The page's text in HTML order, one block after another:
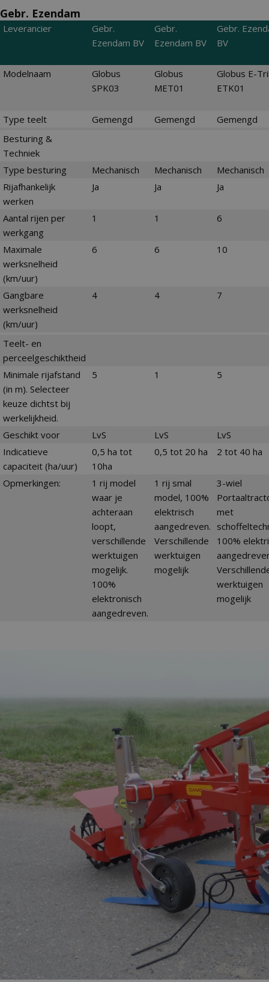
Gebr. Ezendam
Leverancier
Gebr.
Ezendam BV
Gebr.
Ezendam BV
Gebr.
BV
Modelnaam
Globus
SPK03
Globus
MET01
Globus E-
ETK01
Type teelt Gemengd Gemengd
Gemengd
Besturing &
Techniek
Type besturing
Mechanisch Mechanisch
Mechanisch
Rijafhankelijk
werken
Ja Ja Ja
Aantal rijen per
werkgang
1 1 6
Maximale
werksnelheid
(km/uur)
6 6 10
Gangbare
werksnelheid
(km/uur)
4 4 7
Teelt- en
perceelgeschiktheid
Minimale rijafstand
(in m). Selecteer
keuze dichtst bij
werkelijkheid.
5 1 5
Geschikt voor LvS LvS
LvS
Indicatieve
capaciteit (ha/uur)
0,5 ha tot
10ha
0,5 tot 20 ha 2 tot 40 ha
Opmerkingen:
1 rij model
waar je
achteraan
loopt,
verschillende
werktuigen
mogelijk.
100%
elektronisch
aangedreven.
1 rij smal
model, 100%
elektrisch
aangedreven.
Verschillende
werktuigen
mogelijk
3-wiel
met
100%
werktuigen
mogelijk